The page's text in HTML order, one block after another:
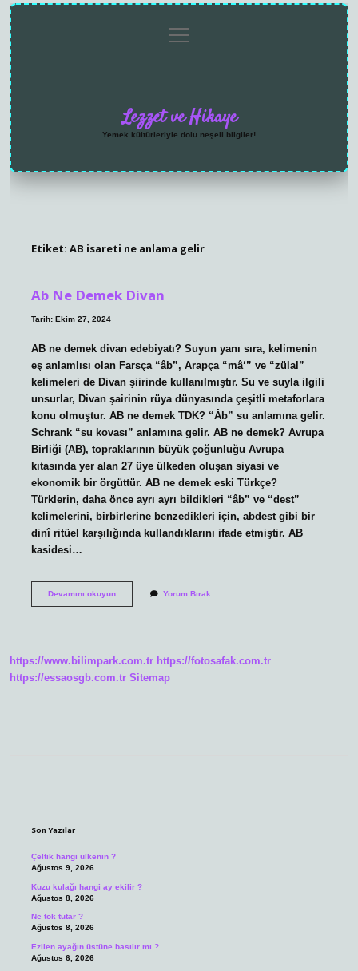
menüyü
aç
Lezzet ve Hikaye
Yemek kültürleriyle dolu neşeli bilgiler!
Etiket: AB isareti ne anlama gelir
Ab Ne Demek Divan
Tarih: Ekim 27, 2024
AB ne demek divan edebiyatı? Suyun yanı sıra, kelimenin
eş anlamlısı olan Farsça “âb”, Arapça “mâ‘” ve “zülal”
kelimeleri de Divan şiirinde kullanılmıştır. Su ve suyla ilgili
unsurlar, Divan şairinin rüya dünyasında çeşitli metaforlara
konu olmuştur. AB ne demek TDK? “Âb” su anlamına gelir.
Schrank “su kovası” anlamına gelir. AB ne demek? Avrupa
Birliği (AB), topraklarının büyük çoğunluğu Avrupa
kıtasında yer alan 27 üye ülkeden oluşan siyasi ve
ekonomik bir örgüttür. AB ne demek eski Türkçe?
Türklerin, daha önce ayrı ayrı bildikleri “âb” ve “dest”
kelimelerini, birbirlerine benzedikleri için, abdest gibi bir
dinî ritüel karşılığında kullandıklarını ifade etmiştir. AB
kasidesi…
Devamını okuyunAb
Yorum Bırak
https://www.bilimpark.com.tr https://fotosafak.com.tr
https://essaosgb.com.tr Sitemap
Son Yazılar
Çeltik hangi ülkenin ?
Ağustos 9, 2026
Kuzu kulağı hangi ay ekilir ?
Ağustos 8, 2026
Ne tok tutar ?
Ağustos 8, 2026
Ezilen ayağın üstüne basılır mı ?
Ağustos 6, 2026